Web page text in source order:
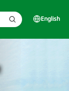
English